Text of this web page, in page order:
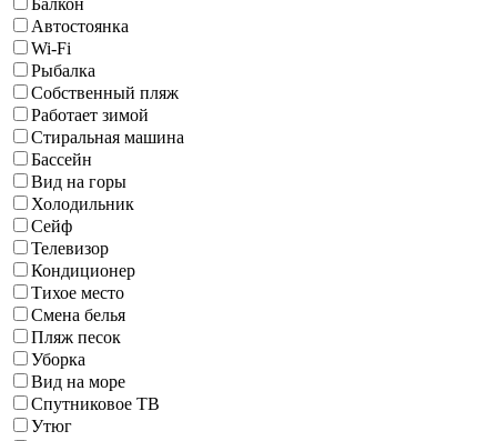
Автостоянка
Wi-Fi
Рыбалка
Собственный пляж
Работает зимой
Стиральная машина
Бассейн
Вид на горы
Холодильник
Сейф
Телевизор
Кондиционер
Тихое место
Смена белья
Пляж песок
Уборка
Вид на море
Спутниковое ТВ
Утюг